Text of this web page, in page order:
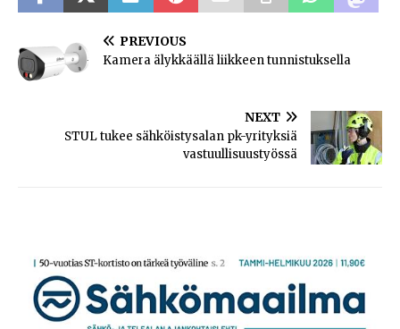
PREVIOUS
Kamera älykkäällä liikkeen tunnistuksella
NEXT
STUL tukee sähköistysalan pk-yrityksiä
vastuullisuustyössä